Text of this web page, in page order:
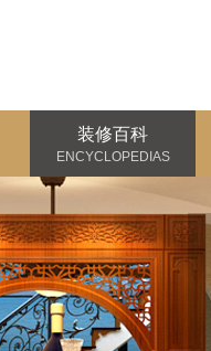
装修百科
ENCYCLOPEDIAS